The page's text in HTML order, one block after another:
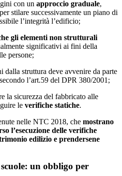
con un approccio graduale,
stilare successivamente un piano di
l’integrità l’edificio;
gli elementi non strutturali
significativi ai fini della
persone;
struttura deve avvenire da parte
secondo l’art.59 del DPR 380/2001;
la sicurezza del fabbricato alle
le verifiche statiche.
nelle NTC 2018, che mostrano
l’esecuzione delle verifiche
edilizio e prendersene
un obbligo per